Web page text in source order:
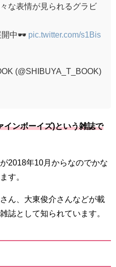
な表情が見られるグラビ
開中🕶 pic.twitter.com/s1Bis
(@SHIBUYA_T_BOOK)
ンボーイズ)という雑誌で
2018年10月からなのでかな
す。
ん、大東俊介さんなどが載
誌として知られています。